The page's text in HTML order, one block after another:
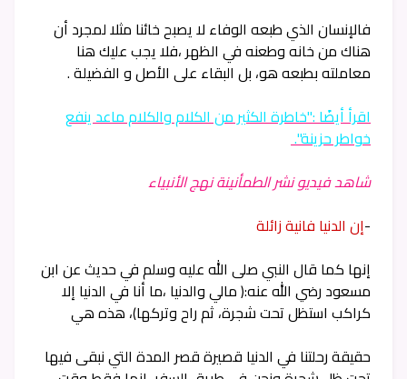
فالإنسان الذي طبعه الوفاء لا يصبح خائنا مثلا لمجرد أن
هناك من خانه وطعنه في الظهر ،فلا يجب عليك هنا
معاملته بطبعه هو، بل البقاء على الأصل و الفضيلة .
اقرأ أيضًا :"خاطرة الكثير من الكلام والكلام ماعد ينفع
خواطر حزينة".
شاهد فيديو نشر الطمأنينة نهج الأنبياء
-إن الدنيا فانية زائلة
إنها كما قال النبي صلى الله عليه وسلم في حديث عن ابن
مسعود رضي الله عنه:( مالي والدنيا ،ما أنا في الدنيا إلا
كراكب استظل تحت شجرة، ثم راح وتركها)، هذه هي
حقيقة رحلتنا في الدنيا قصيرة قصر المدة التي نبقى فيها